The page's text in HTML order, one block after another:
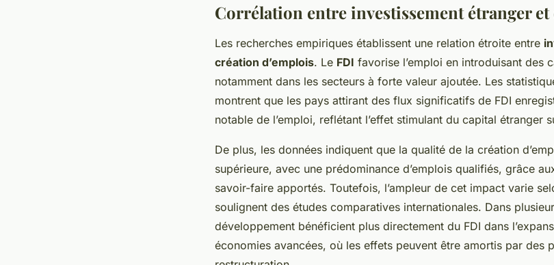
Corrélation entre investissement étranger et
Les recherches empiriques établissent une relation étroite entre
création d’emplois. Le FDI favorise l’emploi en introduisant des
notamment dans les secteurs à forte valeur ajoutée. Les
montrent que les pays attirant des flux significatifs de FDI
notable de l’emploi, reflétant l’effet stimulant du capital étranger
De plus, les données indiquent que la qualité de la création
supérieure, avec une prédominance d’emplois qualifiés, grâce
savoir-faire apportés. Toutefois, l’ampleur de cet impact varie
soulignent des études comparatives internationales. Dans
développement bénéficient plus directement du FDI dans
économies avancées, où les effets peuvent être amortis par des